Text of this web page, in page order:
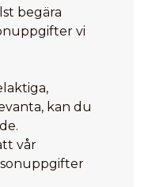
begära
vi
kan du
vår